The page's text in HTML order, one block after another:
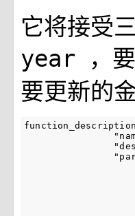
它将接受
year ，
要更新的